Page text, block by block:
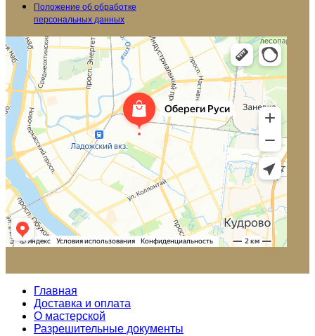
Положение об обработке
персональных данных
Главная
Доставка и оплата
О мастерской
Разрешительные документы